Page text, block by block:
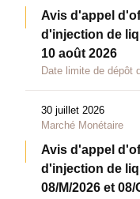
Avis d'appel
d'injection de
10 août 2026
Date limite de dépôt
30 juillet 2026
Marché Monétaire
Avis d'appel
d'injection de
08/M/2026 et